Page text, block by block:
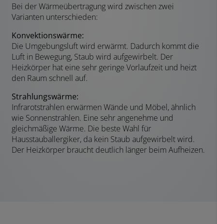
Bei der Wärmeübertragung wird zwischen zwei
Varianten unterschieden:
Konvektionswärme:
Die Umgebungsluft wird erwärmt. Dadurch kommt die
Luft in Bewegung, Staub wird aufgewirbelt. Der
Heizkörper hat eine sehr geringe Vorlaufzeit und heizt
den Raum schnell auf.
Strahlungswärme:
Infrarotstrahlen erwärmen Wände und Möbel, ähnlich
wie Sonnenstrahlen. Eine sehr angenehme und
gleichmäßige Wärme. Die beste Wahl für
Hausstauballergiker, da kein Staub aufgewirbelt wird.
Der Heizkörper braucht deutlich länger beim Aufheizen.